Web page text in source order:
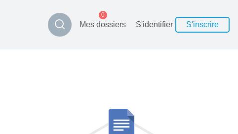
Mes dossiers
0
S'identifier S'inscrire